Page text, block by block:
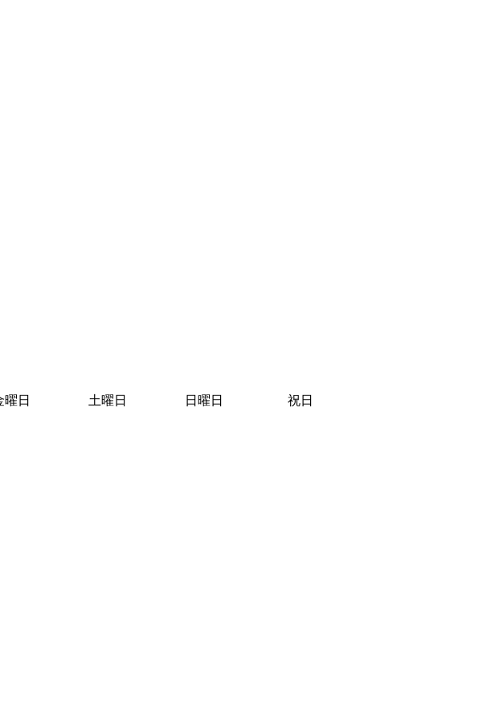
曜日 土曜日 日曜日 祝日